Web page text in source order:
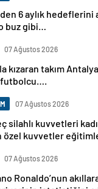
6 aylık hedeflerini
buz gibi…
07 Ağustos 2026
kızaran takım
futbolcu….
07 Ağustos 2026
silahlı kuvvetleri
özel kuvvetler
07 Ağustos 2026
Ronaldo’nun